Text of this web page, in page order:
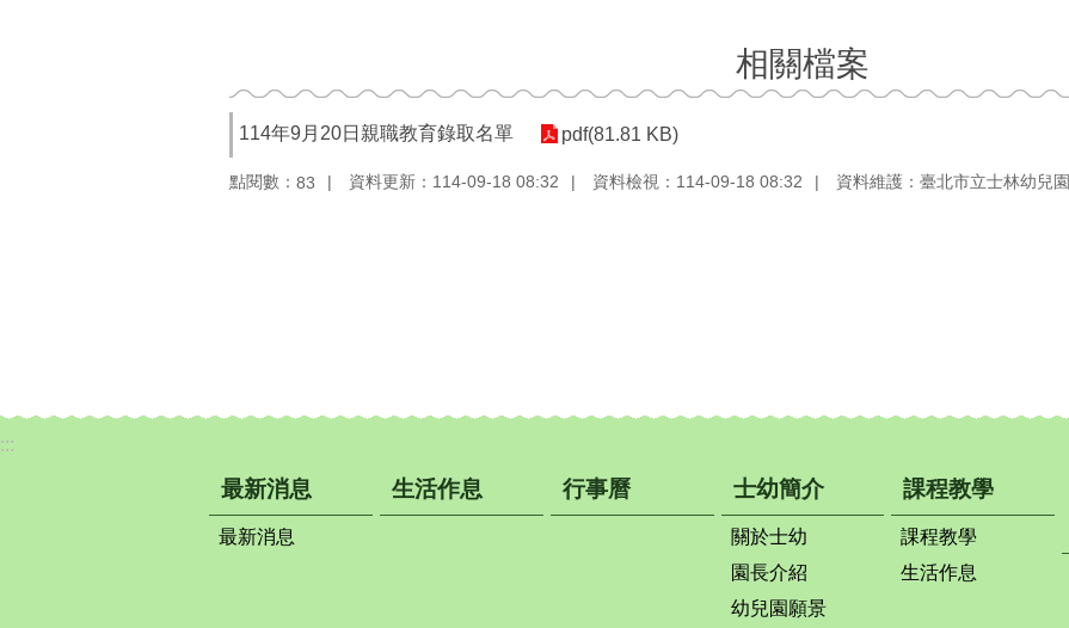
相關檔案
114年9月20日親職教育錄取名單 pdf(81.81 KB)
點閱數： 83 資料更新：114-09-18 08:32 資料檢視：114-09-18 08:32 資料維護：臺北市立士林幼兒園
:::
最新消息
最新消息
生活作息 行事曆 士幼簡介
關於士幼
園長介紹
幼兒園願景
課程教學
課程教學
生活作息